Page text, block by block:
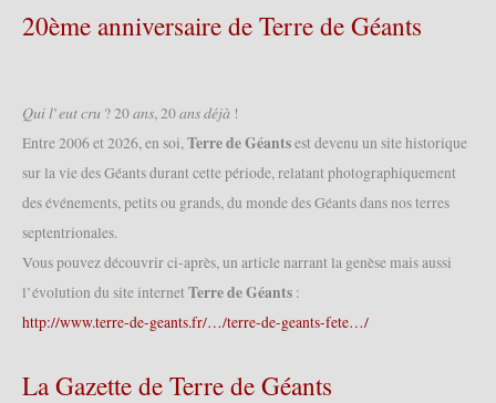
20ème anniversaire de Terre de Géants
𝑄𝑢𝑖 𝑙’𝑒𝑢𝑡 𝑐𝑟𝑢 ? 20 𝑎𝑛𝑠, 20 𝑎𝑛𝑠 𝑑𝑒́𝑗𝑎̀ !
Entre 2006 et 2026, en soi,Terre de Géantsest devenu un site historique
sur la vie des Géants durant cette période, relatant photographiquement
des événements, petits ou grands, du monde des Géants dans nos terres
septentrionales.
Vous pouvez découvrir ci-après, un article narrant la genèse mais aussi
l’évolution du site internet Terre de Géants :
http://www.terre-de-geants.fr/…/terre-de-geants-fete…/
La Gazette de Terre de Géants